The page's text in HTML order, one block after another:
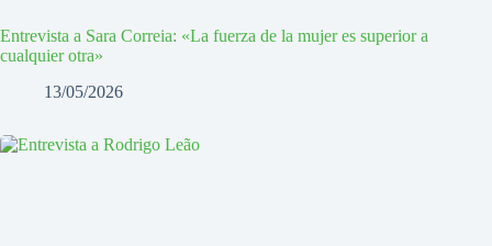
Entrevista a Sara Correia: «La fuerza de la mujer es superior a
cualquier otra»
13/05/2026